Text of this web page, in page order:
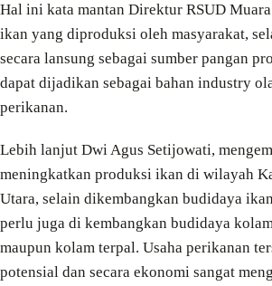
Hal ini kata mantan Direktur RSUD
ikan yang diproduksi oleh masyarakat,
secara lansung sebagai sumber pangan
dapat dijadikan sebagai bahan industry
perikanan.
Lebih lanjut Dwi Agus Setijowati,
meningkatkan produksi ikan di wilayah
Utara, selain dikembangkan budidaya
perlu juga di kembangkan budidaya
maupun kolam terpal. Usaha perikanan
potensial dan secara ekonomi sangat